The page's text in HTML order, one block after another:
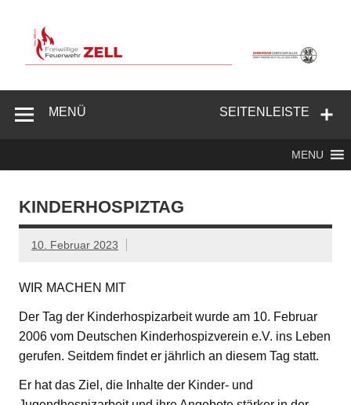
springen
Feuerwehr
SEITENLEISTE
MENÜ
MENU
KINDERHOSPIZTAG
10. Februar 2023
WIR MACHEN MIT
Der Tag der Kinderhospizarbeit wurde am 10. Februar
2006 vom Deutschen Kinderhospizverein e.V. ins Leben
gerufen. Seitdem findet er jährlich an diesem Tag statt.
Er hat das Ziel, die Inhalte der Kinder- und